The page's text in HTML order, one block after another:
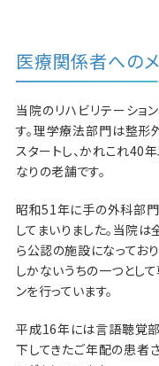
医療関係者への
当院のリハビリテーショ
す。理学療法部門は整
スタートし、かれこれ40
なりの老舗です。
昭和51年に手の外科部
してまいりました。当院
ら公認の施設になってお
しかないうちの一つとし
ンを行っています。
平成16年には言語聴覚
下してきたご年配の患者